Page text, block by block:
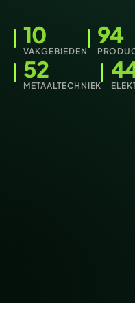
10
VAKGEBIEDEN
94
52
METAALTECHNIEK